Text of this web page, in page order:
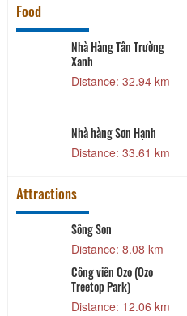
Food
Nhà Hàng Tân Trường
Xanh
Distance: 32.94 km
Nhà hàng Sơn Hạnh
Distance: 33.61 km
Attractions
Sông Son
Distance: 8.08 km
Công viên Ozo (Ozo
Treetop Park)
Distance: 12.06 km